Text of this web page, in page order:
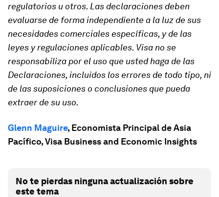
regulatorios u otros. Las declaraciones deben
evaluarse de forma independiente a la luz de sus
necesidades comerciales específicas, y de las
leyes y regulaciones aplicables. Visa no se
responsabiliza por el uso que usted haga de las
Declaraciones, incluidos los errores de todo tipo, ni
de las suposiciones o conclusiones que pueda
extraer de su uso.
Glenn Maguire, Economista Principal de Asia
Pacífico, Visa Business and Economic Insights
No te pierdas ninguna actualización sobre
este tema